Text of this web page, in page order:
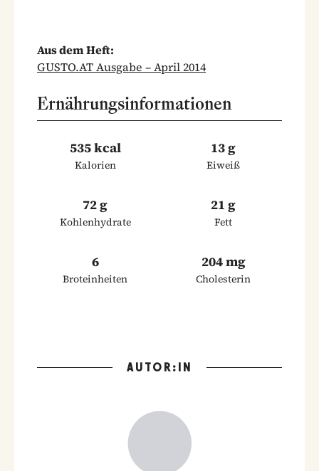
Aus dem Heft:
GUSTO.AT Ausgabe – April 2014
Ernährungsinformationen
535 kcal
Kalorien
13 g
Eiweiß
72 g
Kohlenhydrate
21 g
Fett
6
Broteinheiten
204 mg
Cholesterin
AUTOR:IN